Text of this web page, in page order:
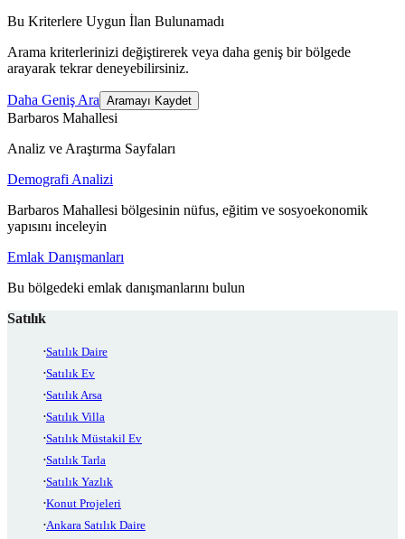
Bu Kriterlere Uygun İlan Bulunamadı
Arama kriterlerinizi değiştirerek veya daha geniş bir bölgede
arayarak tekrar deneyebilirsiniz.
Daha Geniş Ara Aramayı Kaydet
Barbaros Mahallesi
Analiz ve Araştırma Sayfaları
Demografi Analizi
Barbaros Mahallesi bölgesinin nüfus, eğitim ve sosyoekonomik
yapısını inceleyin
Emlak Danışmanları
Bu bölgedeki emlak danışmanlarını bulun
Satılık
Satılık Daire
Satılık Ev
Satılık Arsa
Satılık Villa
Satılık Müstakil Ev
Satılık Tarla
Satılık Yazlık
Konut Projeleri
Ankara Satılık Daire